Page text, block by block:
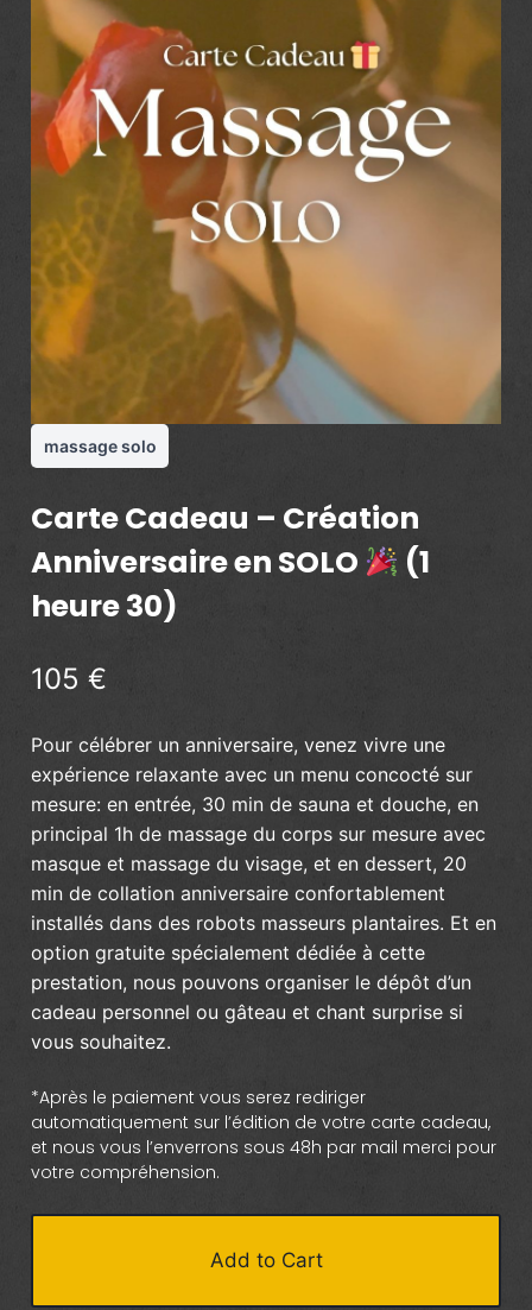
massage solo
Carte Cadeau – Création
Anniversaire en SOLO
(1
heure 30)
105 €
Pour célébrer un anniversaire, venez vivre une
expérience relaxante avec un menu concocté sur
mesure: en entrée, 30 min de sauna et douche, en
principal 1h de massage du corps sur mesure avec
masque et massage du visage, et en dessert, 20
min de collation anniversaire confortablement
installés dans des robots masseurs plantaires. Et en
option gratuite spécialement dédiée à cette
prestation, nous pouvons organiser le dépôt d’un
cadeau personnel ou gâteau et chant surprise si
vous souhaitez.
*Après le paiement vous serez rediriger
automatiquement sur l’édition de votre carte cadeau,
et nous vous l’enverrons sous 48h par mail merci pour
votre compréhension.
Add to Cart